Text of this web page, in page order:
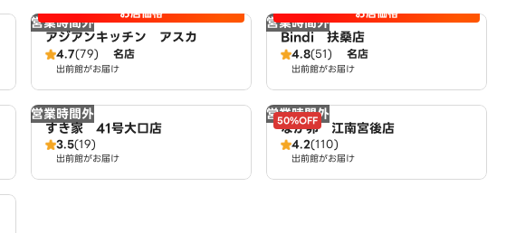
営業時間外 お店価格
アジアンキッチン アスカ
4.7(79) 名店
出前館がお届け
営業時間外 お店価格
Bindi 扶桑店
4.8(51) 名店
出前館がお届け
営業時間外
すき家 41号大口店
3.5(19)
出前館がお届け
営業時間外
50%OFF
なか卯 江南宮後店
4.2(110)
出前館がお届け